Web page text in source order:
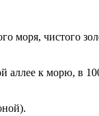
моря, чистого
аллее к морю, в